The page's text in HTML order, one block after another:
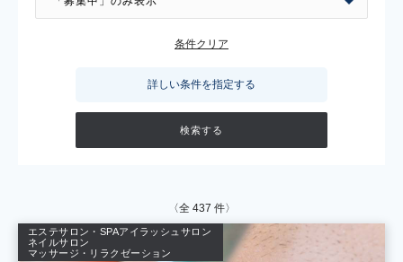
条件クリア
詳しい条件を指定する
〈全 437 件〉
エステサロン・SPAアイラッシュサロン
ネイルサロン
マッサージ・リラクゼーション